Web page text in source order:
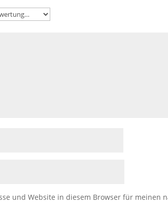
und Website in diesem Browser für meinen